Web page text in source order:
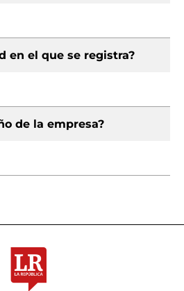
en el que se registra?
de la empresa?